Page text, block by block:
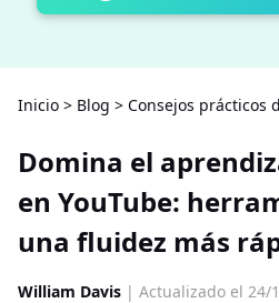
Inicio > Blog > Consejos prácticos
Domina el
en YouTube:
una fluidez más
William Davis | Actualizado el 24/